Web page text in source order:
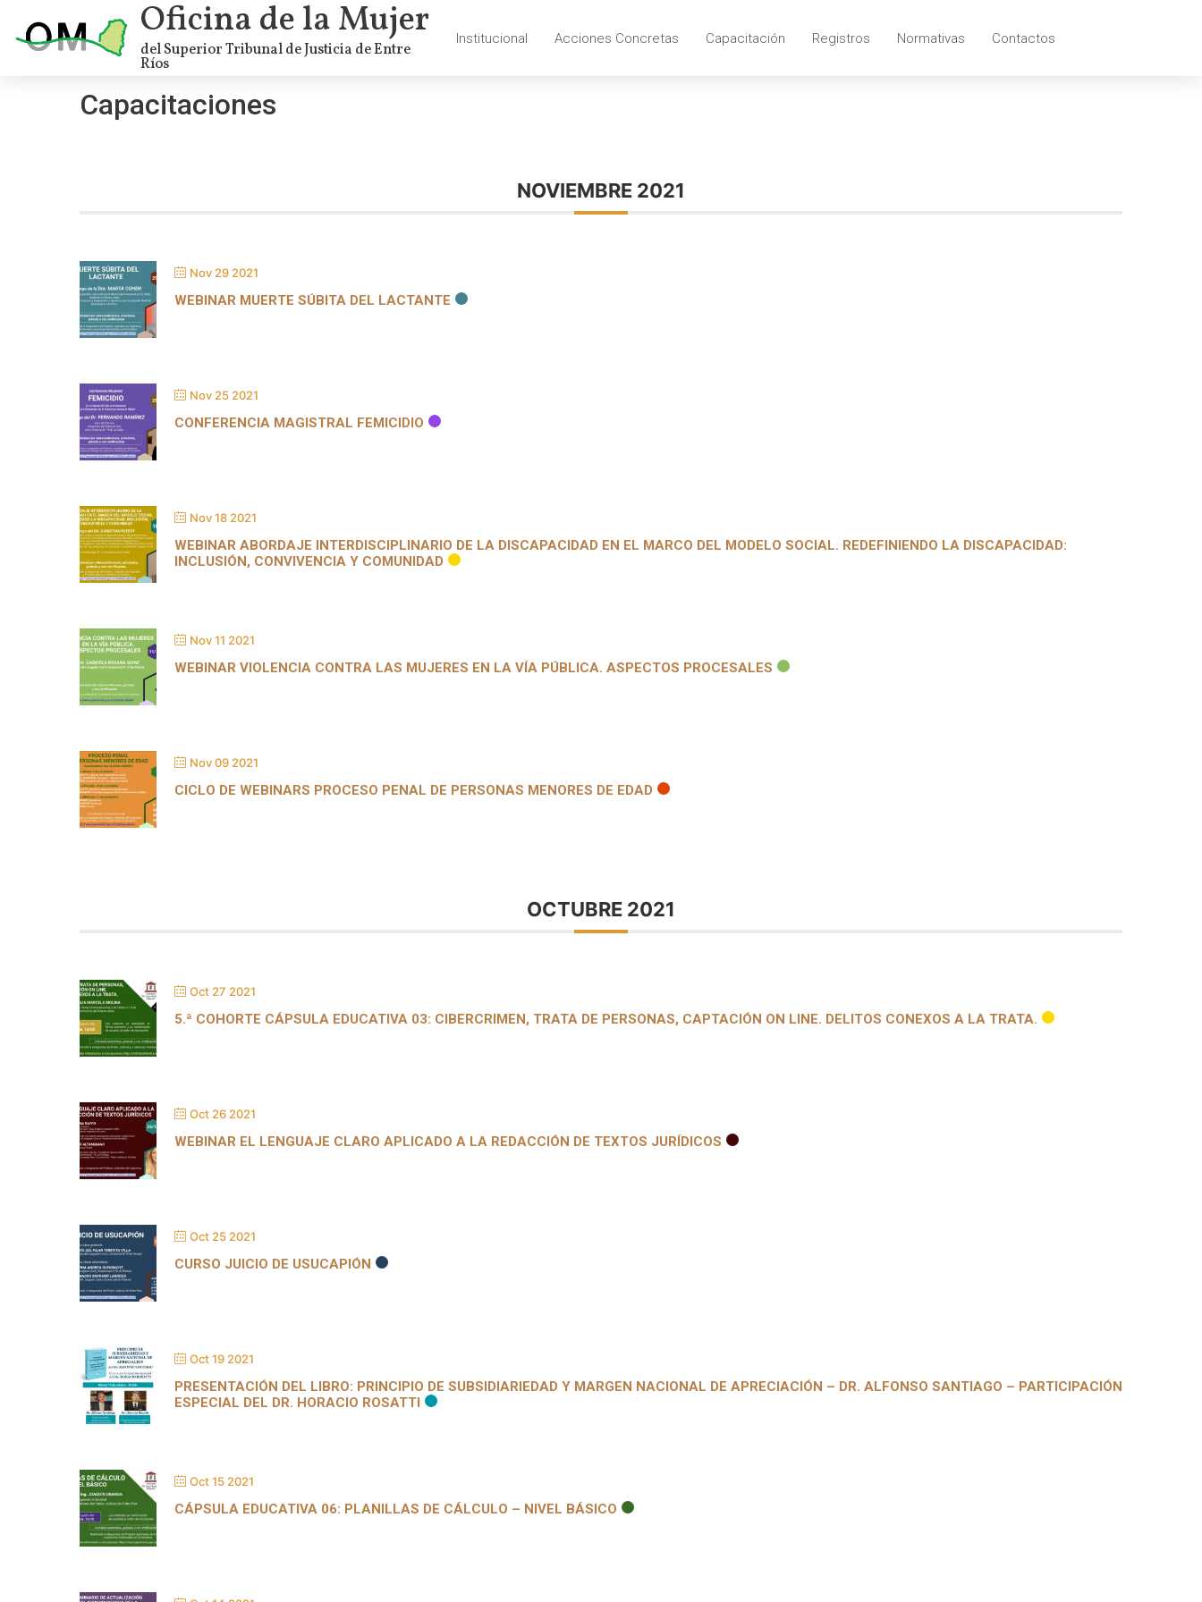
Oficina de la Mujer
del Superior Tribunal de Justicia de Entre
Ríos
Institucional Acciones Concretas Capacitación Registros Normativas Contactos
Capacitaciones
NOVIEMBRE 2021
Nov 29 2021
WEBINAR MUERTE SÚBITA DEL LACTANTE
Nov 25 2021
CONFERENCIA MAGISTRAL FEMICIDIO
Nov 18 2021
WEBINAR ABORDAJE INTERDISCIPLINARIO DE LA DISCAPACIDAD EN EL MARCO DEL MODELO SOCIAL. REDEFINIENDO LA DISCAPACIDAD:
INCLUSIÓN, CONVIVENCIA Y COMUNIDAD
Nov 11 2021
WEBINAR VIOLENCIA CONTRA LAS MUJERES EN LA VÍA PÚBLICA. ASPECTOS PROCESALES
Nov 09 2021
CICLO DE WEBINARS PROCESO PENAL DE PERSONAS MENORES DE EDAD
OCTUBRE 2021
Oct 27 2021
5.ª COHORTE CÁPSULA EDUCATIVA 03: CIBERCRIMEN, TRATA DE PERSONAS, CAPTACIÓN ON LINE. DELITOS CONEXOS A LA TRATA.
Oct 26 2021
WEBINAR EL LENGUAJE CLARO APLICADO A LA REDACCIÓN DE TEXTOS JURÍDICOS
Oct 25 2021
CURSO JUICIO DE USUCAPIÓN
Oct 19 2021
PRESENTACIÓN DEL LIBRO: PRINCIPIO DE SUBSIDIARIEDAD Y MARGEN NACIONAL DE APRECIACIÓN – DR. ALFONSO SANTIAGO – PARTICIPACIÓN
ESPECIAL DEL DR. HORACIO ROSATTI
Oct 15 2021
CÁPSULA EDUCATIVA 06: PLANILLAS DE CÁLCULO – NIVEL BÁSICO